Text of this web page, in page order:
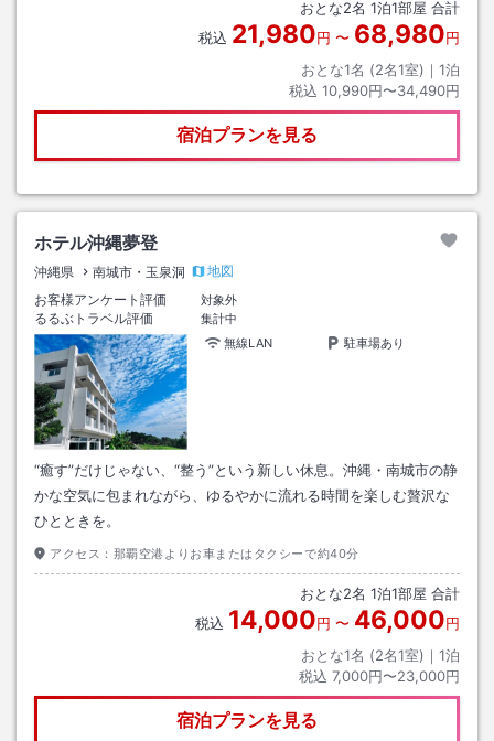
おとな2名 1泊1部屋 合計
税込 21,980円 〜 68,980円
おとな1名 (2名1室)｜ 1泊
税込 10,990円〜34,490円
宿泊プランを見る
ホテル沖縄夢登
沖縄県 南城市・玉泉洞
地図
お客様アンケート評価
対象外
るるぶトラベル評価
集計中
無線LAN
駐車場あり
“癒す”だけじゃない、“整う”という新しい休息。沖縄・南城市の静
かな空気に包まれながら、ゆるやかに流れる時間を楽しむ贅沢な
ひとときを。
アクセス： 那覇空港よりお車またはタクシーで約40分
おとな2名 1泊1部屋 合計
税込 14,000円 〜 46,000円
おとな1名 (2名1室)｜ 1泊
税込 7,000円〜23,000円
宿泊プランを見る